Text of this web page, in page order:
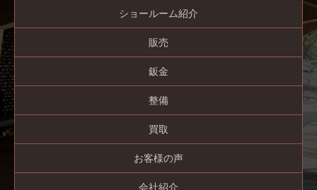
ショールーム紹介
販売
鈑金
整備
買取
お客様の声
会社紹介